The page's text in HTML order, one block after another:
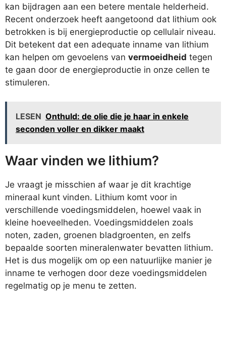
kan bijdragen aan een betere mentale helderheid.
Recent onderzoek heeft aangetoond dat lithium ook
betrokken is bij energieproductie op cellulair niveau.
Dit betekent dat een adequate inname van lithium
kan helpen om gevoelens van vermoeidheid tegen
te gaan door de energieproductie in onze cellen te
stimuleren.
LESEN Onthuld: de olie die je haar in enkele
seconden voller en dikker maakt
Waar vinden we lithium?
Je vraagt je misschien af waar je dit krachtige
mineraal kunt vinden. Lithium komt voor in
verschillende voedingsmiddelen, hoewel vaak in
kleine hoeveelheden. Voedingsmiddelen zoals
noten, zaden, groenen bladgroenten, en zelfs
bepaalde soorten mineralenwater bevatten lithium.
Het is dus mogelijk om op een natuurlijke manier je
inname te verhogen door deze voedingsmiddelen
regelmatig op je menu te zetten.